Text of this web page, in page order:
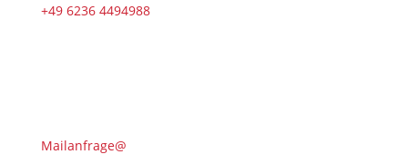
+49 6236 4494988
Mailanfrage@